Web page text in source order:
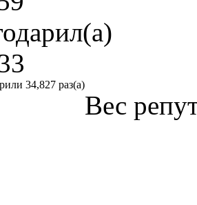
34,827 раз(а)
Вес